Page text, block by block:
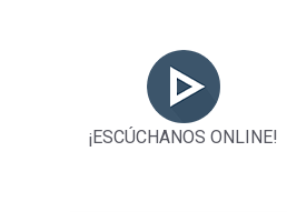
¡ESCÚCHANOS ONLINE!